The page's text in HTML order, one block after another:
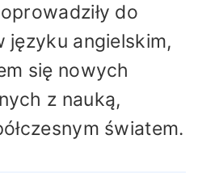
do
języku angielskim,
się nowych
z nauką,
światem.